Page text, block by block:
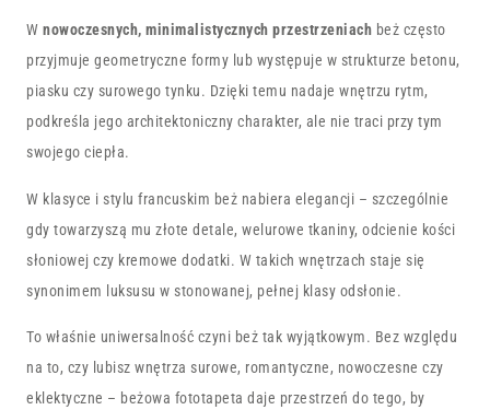
W nowoczesnych, minimalistycznych przestrzeniach beż często
przyjmuje geometryczne formy lub występuje w strukturze betonu,
piasku czy surowego tynku. Dzięki temu nadaje wnętrzu rytm,
podkreśla jego architektoniczny charakter, ale nie traci przy tym
swojego ciepła.
W klasyce i stylu francuskim beż nabiera elegancji – szczególnie
gdy towarzyszą mu złote detale, welurowe tkaniny, odcienie kości
słoniowej czy kremowe dodatki. W takich wnętrzach staje się
synonimem luksusu w stonowanej, pełnej klasy odsłonie.
To właśnie uniwersalność czyni beż tak wyjątkowym. Bez względu
na to, czy lubisz wnętrza surowe, romantyczne, nowoczesne czy
eklektyczne – beżowa fototapeta daje przestrzeń do tego, by